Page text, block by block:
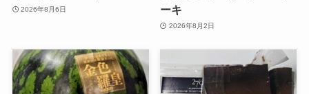
2026年8月6日
ーキ
2026年8月2日